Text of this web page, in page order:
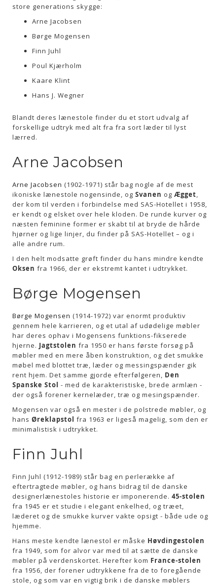
store generations skygge:
Arne Jacobsen
Børge Mogensen
Finn Juhl
Poul Kjærholm
Kaare Klint
Hans J. Wegner
Blandt deres lænestole finder du et stort udvalg af
forskellige udtryk med alt fra fra sort læder til lyst
lærred.
Arne Jacobsen
Arne Jacobsen (1902-1971) står bag nogle af de mest
ikoniske lænestole nogensinde, og Svanen og Ægget,
der kom til verden i forbindelse med SAS-Hotellet i 1958,
er kendt og elsket over hele kloden. De runde kurver og
næsten feminine former er skabt til at bryde de hårde
hjørner og lige linjer, du finder på SAS-Hotellet – og i
alle andre rum.
I den helt modsatte grøft finder du hans mindre kendte
Oksen fra 1966, der er ekstremt kantet i udtrykket.
Børge Mogensen
Børge Mogensen (1914-1972) var enormt produktiv
gennem hele karrieren, og et utal af udødelige møbler
har deres ophav i Mogensens funktions-fikserede
hjerne. Jagtstolen fra 1950 er hans første forsøg på
møbler med en mere åben konstruktion, og det smukke
møbel med blottet træ, læder og messingspænder gik
rent hjem. Det samme gjorde efterfølgeren, Den
Spanske Stol - med de karakteristiske, brede armlæn -
der også forener kernelæder, træ og mesingspænder.
Mogensen var også en mester i de polstrede møbler, og
hans Øreklapstol fra 1963 er ligeså magelig, som den er
minimalistisk i udtrykket.
Finn Juhl
Finn Juhl (1912-1989) står bag en perlerække af
eftertragtede møbler, og hans bidrag til de danske
designerlænestoles historie er imponerende. 45-stolen
fra 1945 er et studie i elegant enkelhed, og træet,
læderet og de smukke kurver vakte opsigt - både ude og
hjemme.
Hans meste kendte lænestol er måske Høvdingestolen
fra 1949, som for alvor var med til at sætte de danske
møbler på verdenskortet. Herefter kom France-stolen
fra 1956, der forener udtrykkene fra de to foregående
stole, og som var en vigtig brik i de danske møblers